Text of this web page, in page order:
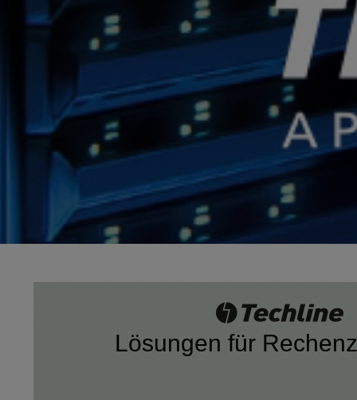
Lösungen für